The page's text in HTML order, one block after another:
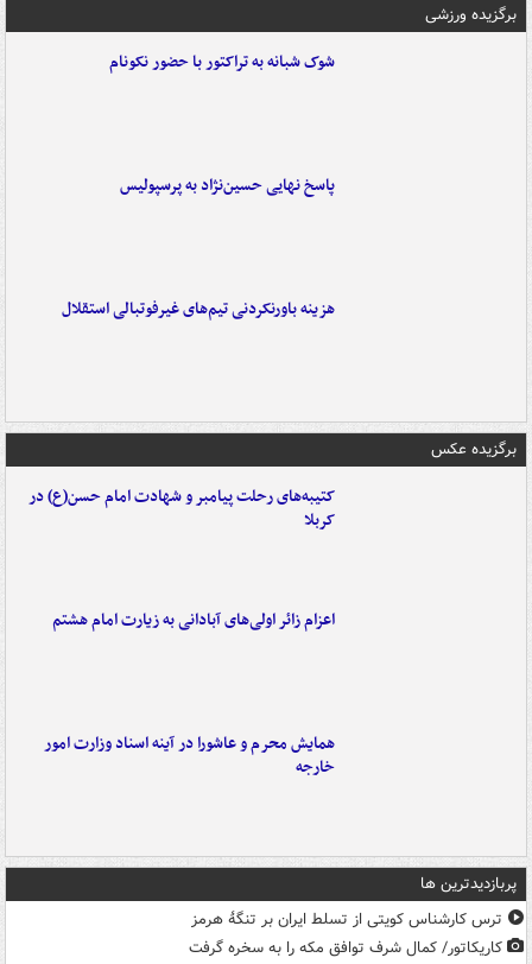
برگزیده ورزشی
شوک شبانه به تراکتور با حضور نکونام
پاسخ نهایی حسین‌نژاد به پرسپولیس
هزینه باورنکردنی تیم‌های غیرفوتبالی استقلال
برگزیده عکس
کتیبه‌های رحلت پیامبر و شهادت امام حسن(ع) در
کربلا
اعزام زائر اولی‌های آبادانی به زیارت امام هشتم
همایش محرم و عاشورا در آینه اسناد وزارت امور
خارجه
پربازدیدترین ها
ترس کارشناس کویتی از تسلط ایران بر تنگۀ هرمز
کاریکاتور/ کمال شرف توافق مکه را به سخره گرفت